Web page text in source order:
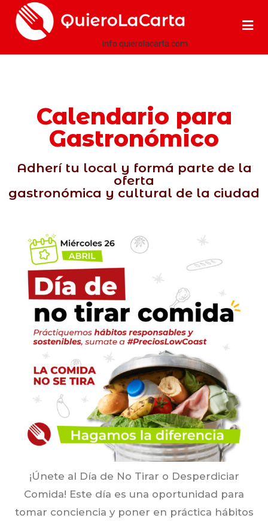
info.quierolacarta.com
Calendario para
Gastronómico
Adherí tu local y formá parte de la
oferta
gastronómica y cultural de la ciudad
¡Únete al Día de No Tirar o Desperdiciar
Comida! Este día es una oportunidad para
tomar conciencia y poner en práctica hábitos